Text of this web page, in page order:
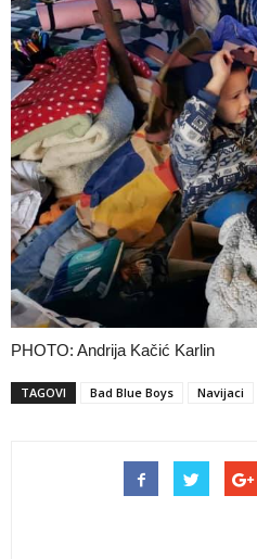
PHOTO: Andrija Kačić Karlin
TAGOVI Bad Blue Boys Navijaci